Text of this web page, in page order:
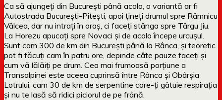
Ca să ajungeți din București până acolo, o variantă ar fi
Autostrada București-Pitești, apoi țineți drumul spre Râmnicu
Vâlcea, dar nu intrați în oraș, ci faceți stânga spre Târgu Jiu.
La Horezu apucați spre Novaci și de acolo începe urcușul.
Sunt cam 300 de km din București până la Rânca, și teoretic
pot fi făcuți cam în patru ore, depinde câte pauze faceți și
cum vă lălăiți pe drum. Cea mai frumoasă porțiune a
Transalpinei este aceea cuprinsă între Rânca și Obârșia
Lotrului, cam 30 de km de serpentine care-ți gâtuie respirația
și nu te lasă să ridici piciorul de pe frână.